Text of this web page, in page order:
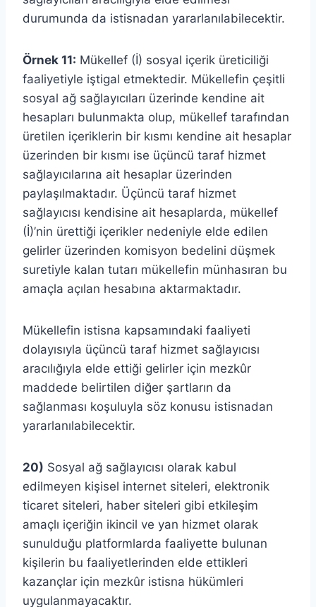
durumunda da istisnadan yararlanılabilecektir.
Örnek 11: Mükellef (İ) sosyal içerik üreticiliği
faaliyetiyle iştigal etmektedir. Mükellefin çeşitli
sosyal ağ sağlayıcıları üzerinde kendine ait
hesapları bulunmakta olup, mükellef tarafından
üretilen içeriklerin bir kısmı kendine ait hesaplar
üzerinden bir kısmı ise üçüncü taraf hizmet
sağlayıcılarına ait hesaplar üzerinden
paylaşılmaktadır. Üçüncü taraf hizmet
sağlayıcısı kendisine ait hesaplarda, mükellef
(İ)’nin ürettiği içerikler nedeniyle elde edilen
gelirler üzerinden komisyon bedelini düşmek
suretiyle kalan tutarı mükellefin münhasıran bu
amaçla açılan hesabına aktarmaktadır.
Mükellefin istisna kapsamındaki faaliyeti
dolayısıyla üçüncü taraf hizmet sağlayıcısı
aracılığıyla elde ettiği gelirler için mezkûr
maddede belirtilen diğer şartların da
sağlanması koşuluyla söz konusu istisnadan
yararlanılabilecektir.
20) Sosyal ağ sağlayıcısı olarak kabul
edilmeyen kişisel internet siteleri, elektronik
ticaret siteleri, haber siteleri gibi etkileşim
amaçlı içeriğin ikincil ve yan hizmet olarak
sunulduğu platformlarda faaliyette bulunan
kişilerin bu faaliyetlerinden elde ettikleri
kazançlar için mezkûr istisna hükümleri
uygulanmayacaktır.